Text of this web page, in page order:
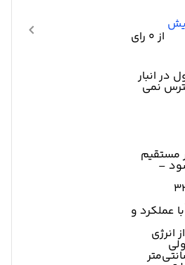
از 0 رای
در انبار
نمی
مستقیم
–
عملکرد و
انرژی